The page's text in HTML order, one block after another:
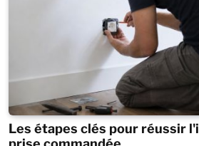
Les étapes clés pour réussir